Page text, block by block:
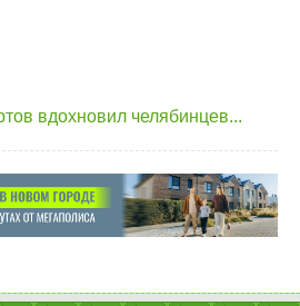
вдохновил челябинцев...